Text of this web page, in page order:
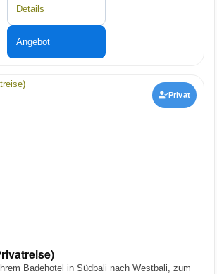
Details
Angebot
Privat
Badehotel in Südbali nach Westbali, zum